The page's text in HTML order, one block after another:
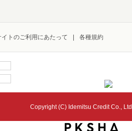
トのご利用にあたって 各種規約
Copyright (C) Idemitsu Credit Co., Ltd.